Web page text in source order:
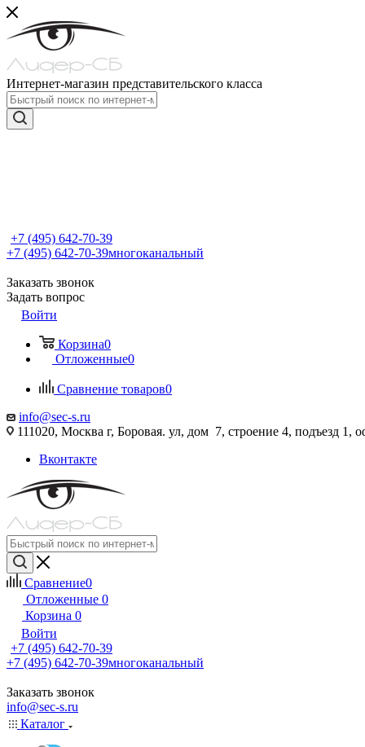
Интернет-магазин представительского класса
+7 (495) 642-70-39
+7 (495) 642-70-39многоканальный
Заказать звонок
Задать вопрос
Войти
Корзина0
Отложенные0
Сравнение товаров0
info@sec-s.ru
111020, Москва г, Боровая. ул, дом 7, строение 4, подъезд 1,
Вконтакте
Сравнение0
Отложенные 0
Корзина 0
Войти
+7 (495) 642-70-39
+7 (495) 642-70-39многоканальный
Заказать звонок
info@sec-s.ru
Каталог